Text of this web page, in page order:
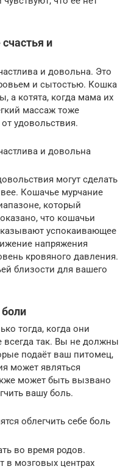
и
и довольна. Это
и сытостью. Кошка
а котята, когда мама их
массаж тоже
удовольствия.
и довольна
могут сделать
Кошачье мурчание
который
что кошачьи
успокаивающее
напряжения
кровяного давления.
близости для вашего
тогда, когда они
всегда так. Вы не должны
подаёт ваш питомец,
может являться
может быть вызвано
вашу боль.
облегчить себе боль
во время родов.
в мозговых центрах